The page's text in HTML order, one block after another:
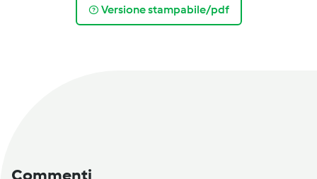
Versione stampabile/pdf
Commenti